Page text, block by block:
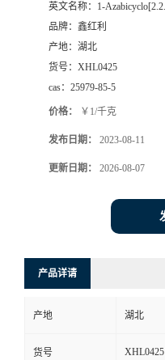
英文名称： 1-
品牌： 鑫红利
产地： 湖北
货号： XHL0425
cas： 25979-85-5
价格： ￥1/千克
发布日期： 2023-08-11
更新日期： 2026-08-07
产品详请
产地 湖北
货号 XHL0425